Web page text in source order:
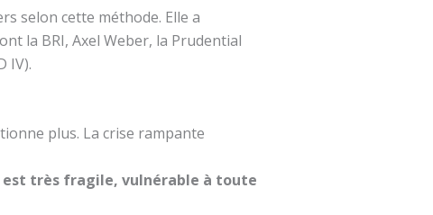
selon cette méthode. Elle a
la BRI, Axel Weber, la Prudential
IV).
plus. La crise rampante
est très fragile, vulnérable à toute